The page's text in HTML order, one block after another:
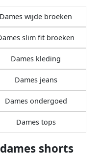
Dames wijde broeken
slim fit broeken
Dames kleding
Dames jeans
Dames ondergoed
Dames tops
shorts